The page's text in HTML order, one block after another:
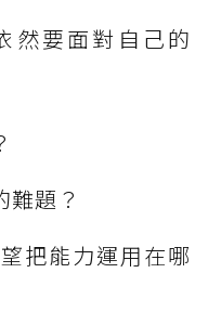
然要面對自己的
難題？
把能力運用在哪